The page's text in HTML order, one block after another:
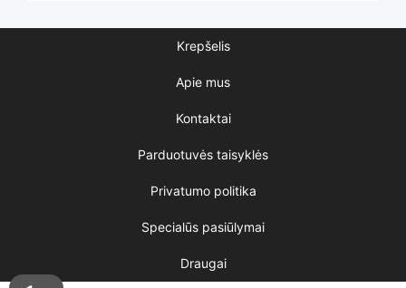
Krepšelis
Apie mus
Kontaktai
Parduotuvės taisyklės
Privatumo politika
Specialūs pasiūlymai
Draugai